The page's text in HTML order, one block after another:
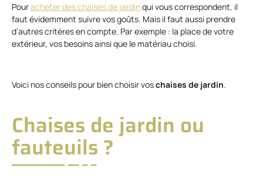
Pouracheter des chaises de jardinqui vous correspondent, il
faut évidemment suivre vos goûts. Mais il faut aussi prendre
d’autres critères en compte. Par exemple : la place de votre
extérieur, vos besoins ainsi que le matériau choisi.
Voici nos conseils pour bien choisir voschaises de jardin.
Chaises de jardin ou
fauteuils ?